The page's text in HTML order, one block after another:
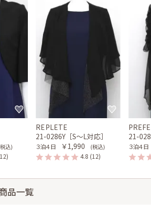
込)
REPLETE
21-0286Y［S〜L対応］
３泊４日 ￥1,990 (税込)
4.8 (12)
21-
３泊４日
品一覧